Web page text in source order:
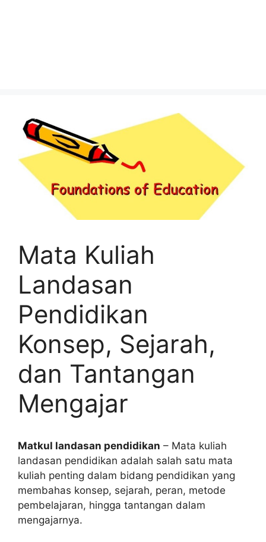
Mata Kuliah
Landasan
Pendidikan
Konsep, Sejarah,
dan Tantangan
Mengajar
Matkul landasan pendidikan – Mata kuliah
landasan pendidikan adalah salah satu mata
kuliah penting dalam bidang pendidikan yang
membahas konsep, sejarah, peran, metode
pembelajaran, hingga tantangan dalam
mengajarnya.